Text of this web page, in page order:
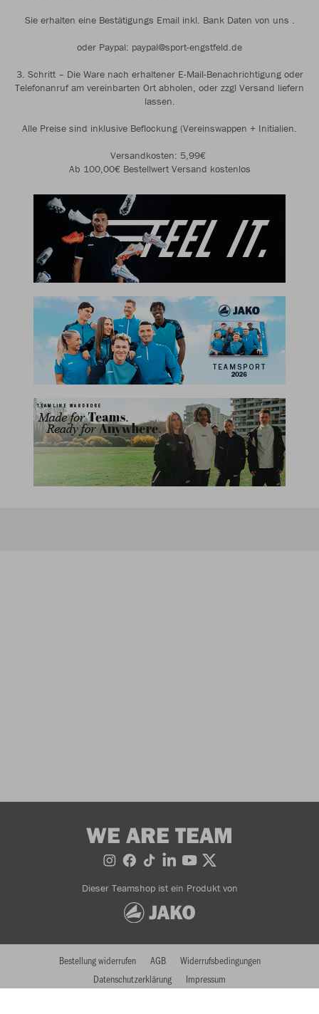
Sie erhalten eine Bestätigungs Email inkl. Bank Daten von uns .
oder Paypal: paypal@sport-engstfeld.de
3. Schritt – Die Ware nach erhaltener E-Mail-Benachrichtigung oder
Telefonanruf am vereinbarten Ort abholen, oder zzgl Versand liefern
lassen.
Alle Preise sind inklusive Beflockung (Vereinswappen + Initialien.
Versandkosten: 5,99€
Ab 100,00€ Bestellwert Versand kostenlos
WE ARE TEAM
Dieser Teamshop ist ein Produkt von
Bestellung widerrufen AGB
Widerrufsbedingungen
Datenschutzerklärung
Impressum